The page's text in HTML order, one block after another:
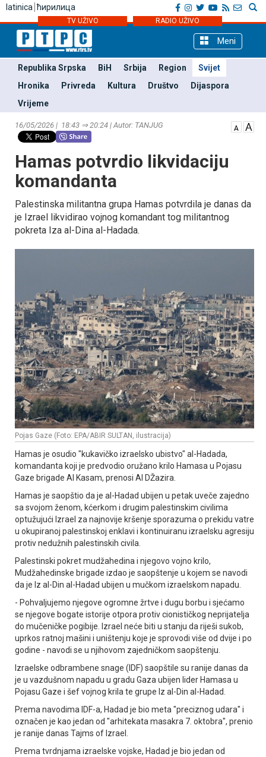
latinica ћирилица
TV UŽIVO RADIO UŽIVO
Meni
Republika Srpska BiH Srbija Region
Svijet
Hronika
Privreda Kultura Društvo
Dijaspora
Vrijeme
16/05/2026 | 18:43 ⇒ 20:24 | Autor: TANЈUG
Hamas potvrdio likvidaciju
komandanta
Palestinska militantna grupa Hamas potvrdila je danas da
je Izrael likvidirao vojnog komandant tog militantnog
pokreta Iza al-Dina al-Hadada.
Pojas Gaze (Foto: EPA/ABIR SULTAN, ilustracija)
Hamas je osudio "kukavičko izraelsko ubistvo" al-Hadada,
komandanta koji je predvodio oružano krilo Hamasa u Pojasu
Gaze brigade Al Kasam, prenosi Al DŽazira.
Hamas je saopštio da je al-Hadad ubijen u petak uveče zajedno
sa svojom ženom, kćerkom i drugim palestinskim civilima
optužujući Izrael za najnovije kršenje sporazuma o prekidu vatre
u okupiranoj palestinskoj enklavi i kontinuiranu izraelsku agresiju
protiv nedužnih palestinskih civila.
Palestinski pokret mudžahedina i njegovo vojno krilo,
Mudžahedinske brigade izdao je saopštenje u kojem se navodi
da je Iz al-Din al-Hadad ubijen u mučkom izraelskom napadu.
- Pohvaljujemo njegove ogromne žrtve i dugu borbu i sjećamo
se njegove bogate istorije otpora protiv cionističkog neprijatelja
do mučeničke pogibije. Izrael neće biti u stanju da riješi sukob,
uprkos ratnoj mašini i uništenju koje je sprovodi više od dvije i po
godine - navodi se u njihovom zajedničkom saopštenju.
Izraelske odbrambene snage (IDF) saopštile su ranije danas da
je u vazdušnom napadu u gradu Gaza ubijen lider Hamasa u
Pojasu Gaze i šef vojnog krila te grupe Iz al-Din al-Hadad.
Prema navodima IDF-a, Hadad je bio meta "preciznog udara" i
označen je kao jedan od "arhitekata masakra 7. oktobra", prenio
je ranije danas Tajms of Izrael.
Prema tvrdnjama izraelske vojske, Hadad je bio jedan od